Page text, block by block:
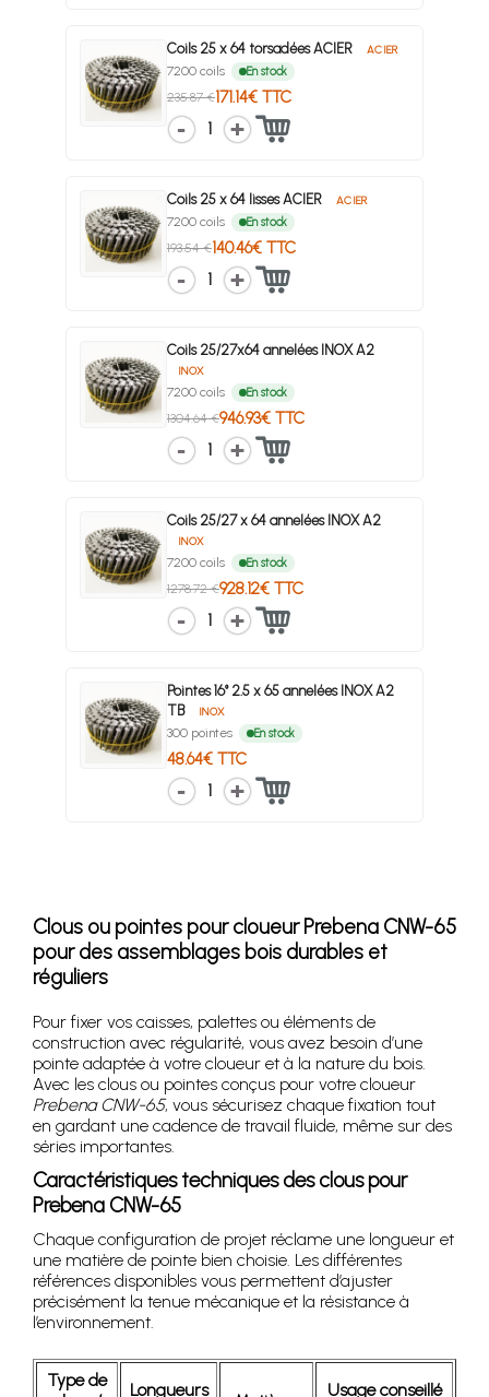
Coils 25 x 64 torsadées ACIER ACIER
7200 coils En stock
235.87 €171.14€ TTC
1
Coils 25 x 64 lisses ACIER ACIER
7200 coils En stock
193.54 €140.46€ TTC
1
Coils 25/27x64 annelées INOX A2
INOX
7200 coils En stock
1304.64 €946.93€ TTC
1
Coils 25/27 x 64 annelées INOX A2
INOX
7200 coils En stock
1278.72 €928.12€ TTC
1
Pointes 16° 2.5 x 65 annelées INOX A2
TB
INOX
300 pointes En stock
48.64€ TTC
1
Clous ou pointes pour cloueur Prebena CNW-65
pour des assemblages bois durables et
réguliers
Pour fixer vos caisses, palettes ou éléments de
construction avec régularité, vous avez besoin d’une
pointe adaptée à votre cloueur et à la nature du bois.
Avec les clous ou pointes conçus pour votre cloueur
Prebena CNW-65, vous sécurisez chaque fixation tout
en gardant une cadence de travail fluide, même sur des
séries importantes.
Caractéristiques techniques des clous pour
Prebena CNW-65
Chaque configuration de projet réclame une longueur et
une matière de pointe bien choisie. Les différentes
références disponibles vous permettent d’ajuster
précisément la tenue mécanique et la résistance à
l’environnement.
Type de
Longueurs Usage conseillé